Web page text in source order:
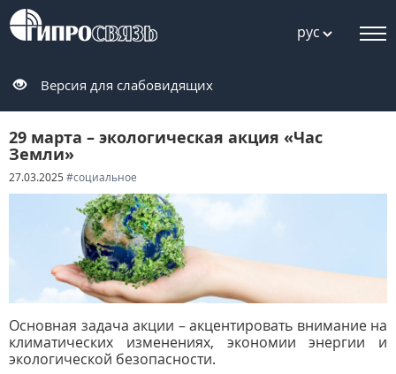
рус
Версия для слабовидящих
29 марта – экологическая акция «Час
Земли»
27.03.2025 #социальное
Основная задача акции – акцентировать внимание на
климатических изменениях, экономии энергии и
экологической безопасности.